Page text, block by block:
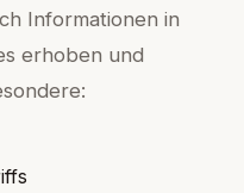
Informationen in
erhoben und